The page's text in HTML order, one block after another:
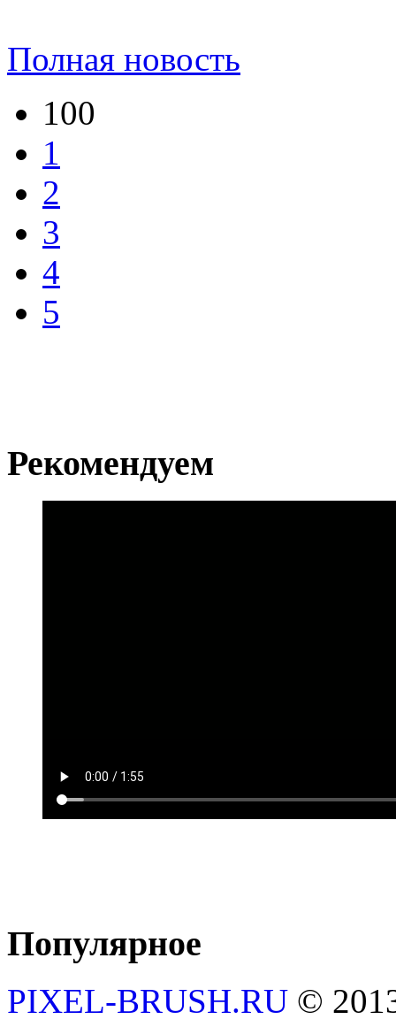
Полная новость
100
1
2
3
4
5
Рекомендуем
Популярное
PIXEL-BRUSH.RU ©